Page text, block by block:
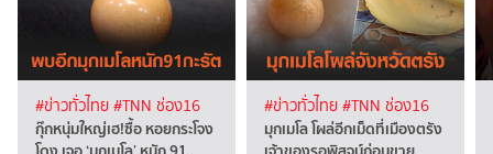
#ข่าวทั่วไทย#TNN ช่อง16
กุ๊กหนุ่มใหญ่เฮ!ซื้อ หอยกระโจง
#ข่าวทั่วไทย#TNN ช่อง16
มุกเมโล โผล่อีกเม็ดที่เมืองตรัง